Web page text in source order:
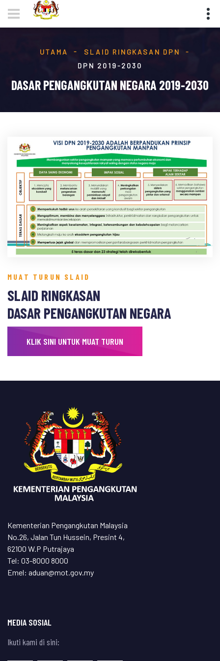
UTAMA
SLAID RINGKASAN DPN
DPN 2019-2030
DASAR PENGANGKUTAN NEGARA 2019-2030
MUAT TURUN SLAID
SLAID RINGKASAN
DASAR PENGANGKUTAN NEGARA
KLIK SINI UNTUK MUAT TURUN
Kementerian Pengangkutan Malaysia
No.26, Jalan Tun Hussein, Presint 4,
62100 W.P Putrajaya
Tel: 03-8000 8000
Emel: aduan@mot.gov.my
MEDIA SOSIAL
Ikuti kami di sini: